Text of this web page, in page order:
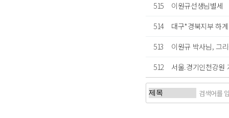
515
이원규선생님별세
514
대구*경북지부 하
513
이원규 박사님, 그
512
서울.경기인천강원